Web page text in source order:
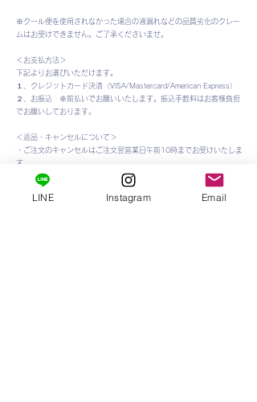
※クール便を使用されなかった場合の液漏れなどの品質劣化のクレー
ムはお受けできません。ご了承くださいませ。
＜お支払方法＞
下記よりお選びいただけます。
１、クレジットカード決済（VISA/Mastercard/American Express）
２、お振込 ※前払いでお願いいたします。振込手数料はお客様負担
でお願いしております。
＜返品・キャンセルについて＞
・ご注文のキャンセルはご注文翌営業日午前10時までお受けいたしま
す。
・商品のお届け後、破損・汚損以外の理由での返品はお受けしており
ません。
予めご了承ください。
LINE Instagram Email